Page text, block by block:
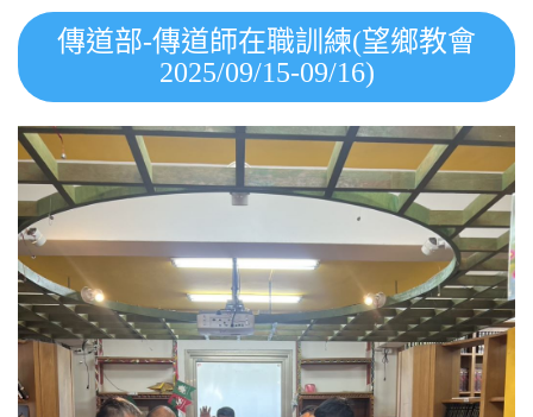
傳道部-傳道師在職訓練(望鄉教會
2025/09/15-09/16)